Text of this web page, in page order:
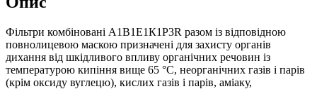
Фільтри комбіновані А1В1Е1К1P3R разом із відповідною
повнолицевою маскою призначені для захисту органів
дихання від шкідливого впливу органічних речовин із
температурою кипіння вище 65 °C, неорганічних газів і парів
(крім оксиду вуглецю), кислих газів і парів, аміаку,